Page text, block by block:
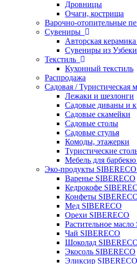
Дровницы
Очаги, кострища
Варочно-отопительные
Сувениры
Авторская
Сувениры из
Текстиль
Кухонный текстиль
Распродажа
Садовая / Туристическая
Лежаки и шезлонги
Садовые диваны и
Садовые скамейки
Садовые столы
Садовые стулья
Комоды, этажерки
Туристические
Мебель для барбекю
Эко-продукты SIBERECO
Варенье SIBERECO
Кедрокофе
Конфеты
Мед SIBERECO
Орехи SIBERECO
Растительное
Чай SIBERECO
Шоколад
Экосоль SIBERECO
Эликсир SIBERECO